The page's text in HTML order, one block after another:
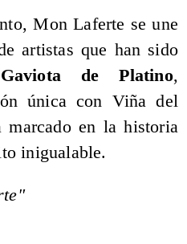
Mon Laferte se une
artistas que han sido
Gaviota de Platino,
única con Viña del
marcado en la historia
inigualable.